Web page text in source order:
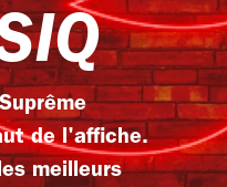
de l'affiche.
meilleurs